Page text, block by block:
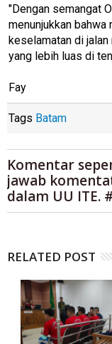
"Dengan semangat
menunjukkan
keselamatan di
yang lebih luas di
Fay
Tags Batam
Komentar
jawab
dalam UU ITE.
RELATED POST